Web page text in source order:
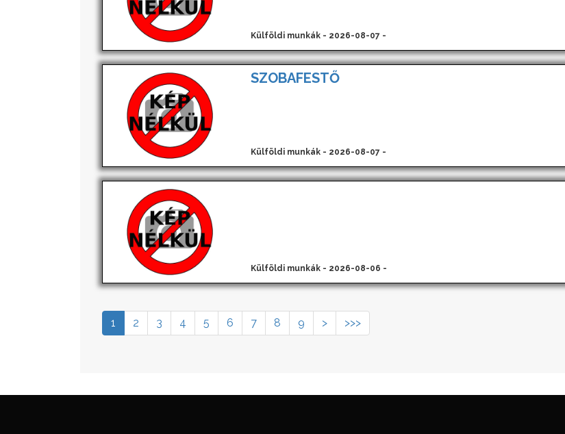
Külföldi munkák - 2026-08-07 -
SZOBAFESTŐ
Külföldi munkák - 2026-08-07 -
Külföldi munkák - 2026-08-06 -
1 2 3 4 5 6 7 8 9 > >>>